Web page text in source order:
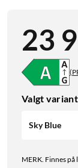
23
Valgt variant
Sky Blue
MERK. Finnes på